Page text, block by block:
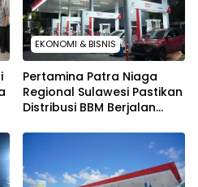
EKONOMI & BISNIS
Pertamina Patra Niaga
Regional Sulawesi Pastikan
Distribusi BBM Berjalan
Seluruh Wilayah Sulawesi